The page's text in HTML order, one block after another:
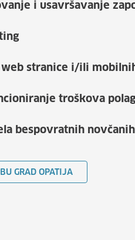
i usavršavanje
web stranice i/ili
troškova
bespovratnih
GRAD OPATIJA